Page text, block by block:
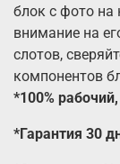
блок с фото на
внимание на
слотов,
компонентов
*100%
*Гарантия 30